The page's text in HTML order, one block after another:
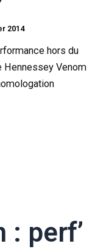
2014
hors du
Hennessey Venom
: perf’